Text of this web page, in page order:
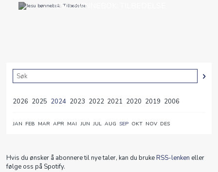
JESU BØNNEBOK: TILBEDELSE
2026 2025 2024 2023 2022 2021 2020 2019 2006
JAN FEB MAR APR MAI JUN JUL AUG SEP OKT NOV DES
Hvis du ønsker å abonnere til nye taler, kan du brukeRSS-lenken eller
følge oss på Spotify.